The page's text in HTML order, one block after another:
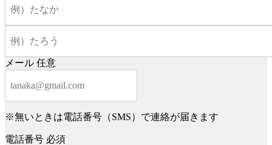
メール 任意
※無いときは電話番号（SMS）で連絡が届きます
電話番号 必須